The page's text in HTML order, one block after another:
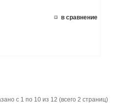
в сравнение
с 1 по 10 из 12 (всего 2 страниц)